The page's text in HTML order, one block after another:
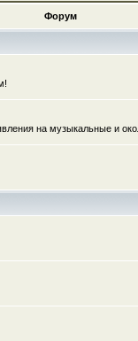
Форум
на музыкальные и